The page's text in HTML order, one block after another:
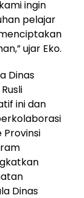
ingin
pelajar
ujar Eko.
Dinas
ini dan
Provinsi
Dinas